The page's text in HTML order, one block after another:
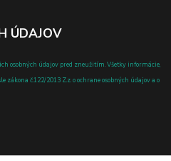
ÚDAJOV
osobných údajov pred zneužitím. Všetky informácie,
zákona č.122/2013 Z.z. o ochrane osobných údajov a o